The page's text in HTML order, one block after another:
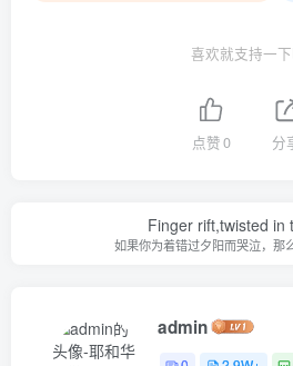
喜欢就支持一
点赞0 分
Finger rift,twisted in
如果你为着错过夕阳而哭泣，那
admin